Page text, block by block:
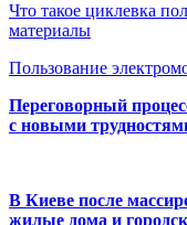
Что такое циклевка
материалы
Пользование
Переговорный
с новыми
В Киеве после
жилые дома и